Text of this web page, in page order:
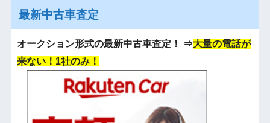
最新中古車査定
オークション形式の最新中古車査定！ ⇒大量の電話が
来ない！1社のみ！